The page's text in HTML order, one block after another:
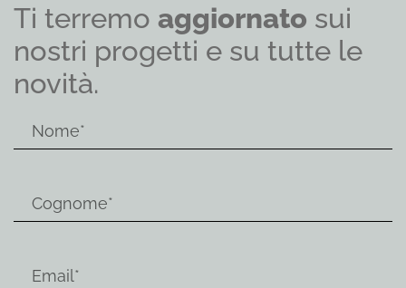
Ti terremo aggiornato sui
nostri progetti e su tutte le
novità.